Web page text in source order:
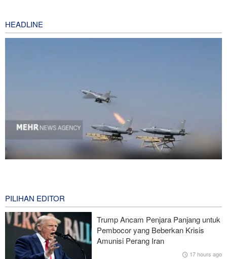
HEADLINE
Brigjen Akrami Nia: Artesh dalam Kondisi Siaga Penuh
Foreign Policy: Riyadh Terjepit di Antara Iran dan Ansarullah,
Kebijakan Ini Gagal
PILIHAN EDITOR
Trump Ancam Penjara Panjang untuk
Pembocor yang Beberkan Krisis
Amunisi Perang Iran
17 hours ago